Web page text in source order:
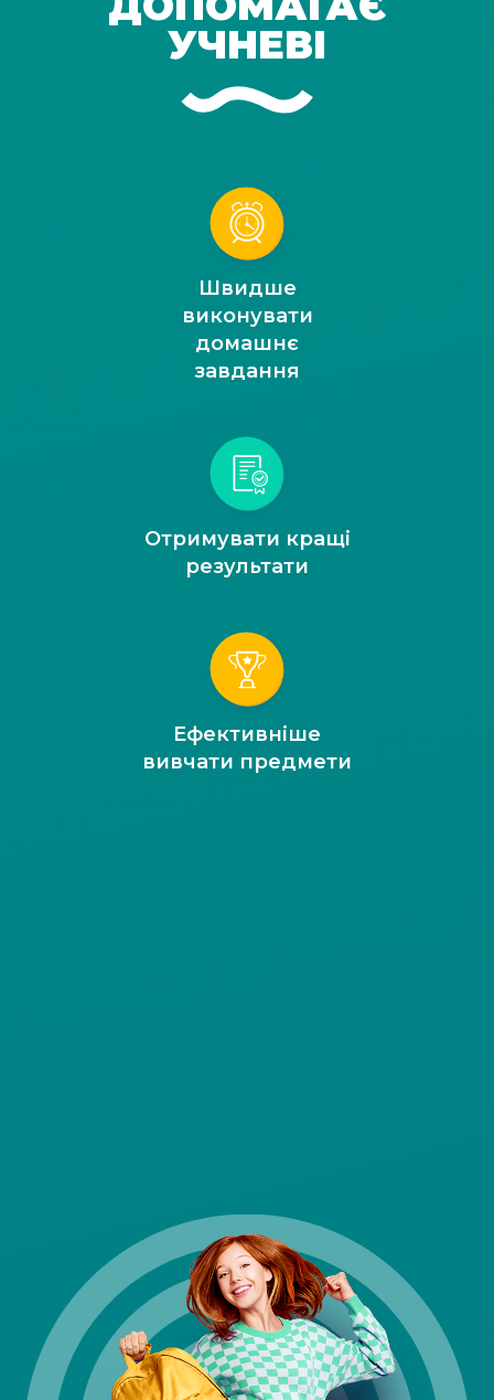
УЧНЕВІ
Швидше
виконувати
домашнє
завдання
Отримувати кращі
результати
Ефективніше
вивчати предмети